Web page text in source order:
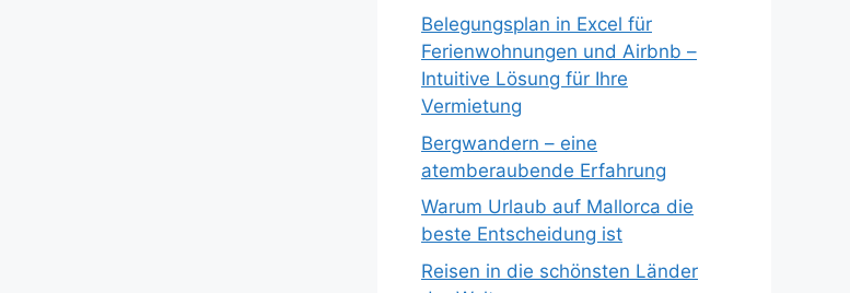
Belegungsplan in Excel für
Ferienwohnungen und Airbnb –
Intuitive Lösung für Ihre
Vermietung
Bergwandern – eine
atemberaubende Erfahrung
Warum Urlaub auf Mallorca die
beste Entscheidung ist
Reisen in die schönsten Länder